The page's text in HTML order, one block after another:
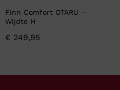
Finn Comfort OTARU –
Wijdte H
€ 249,95